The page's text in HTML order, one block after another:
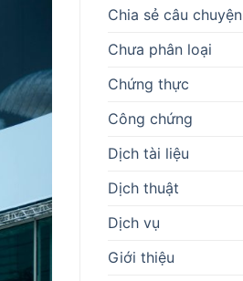
Chia sẻ câu chuyện
Chưa phân loại
Chứng thực
Công chứng
Dịch tài liệu
Dịch thuật
Dịch vụ
Giới thiệu